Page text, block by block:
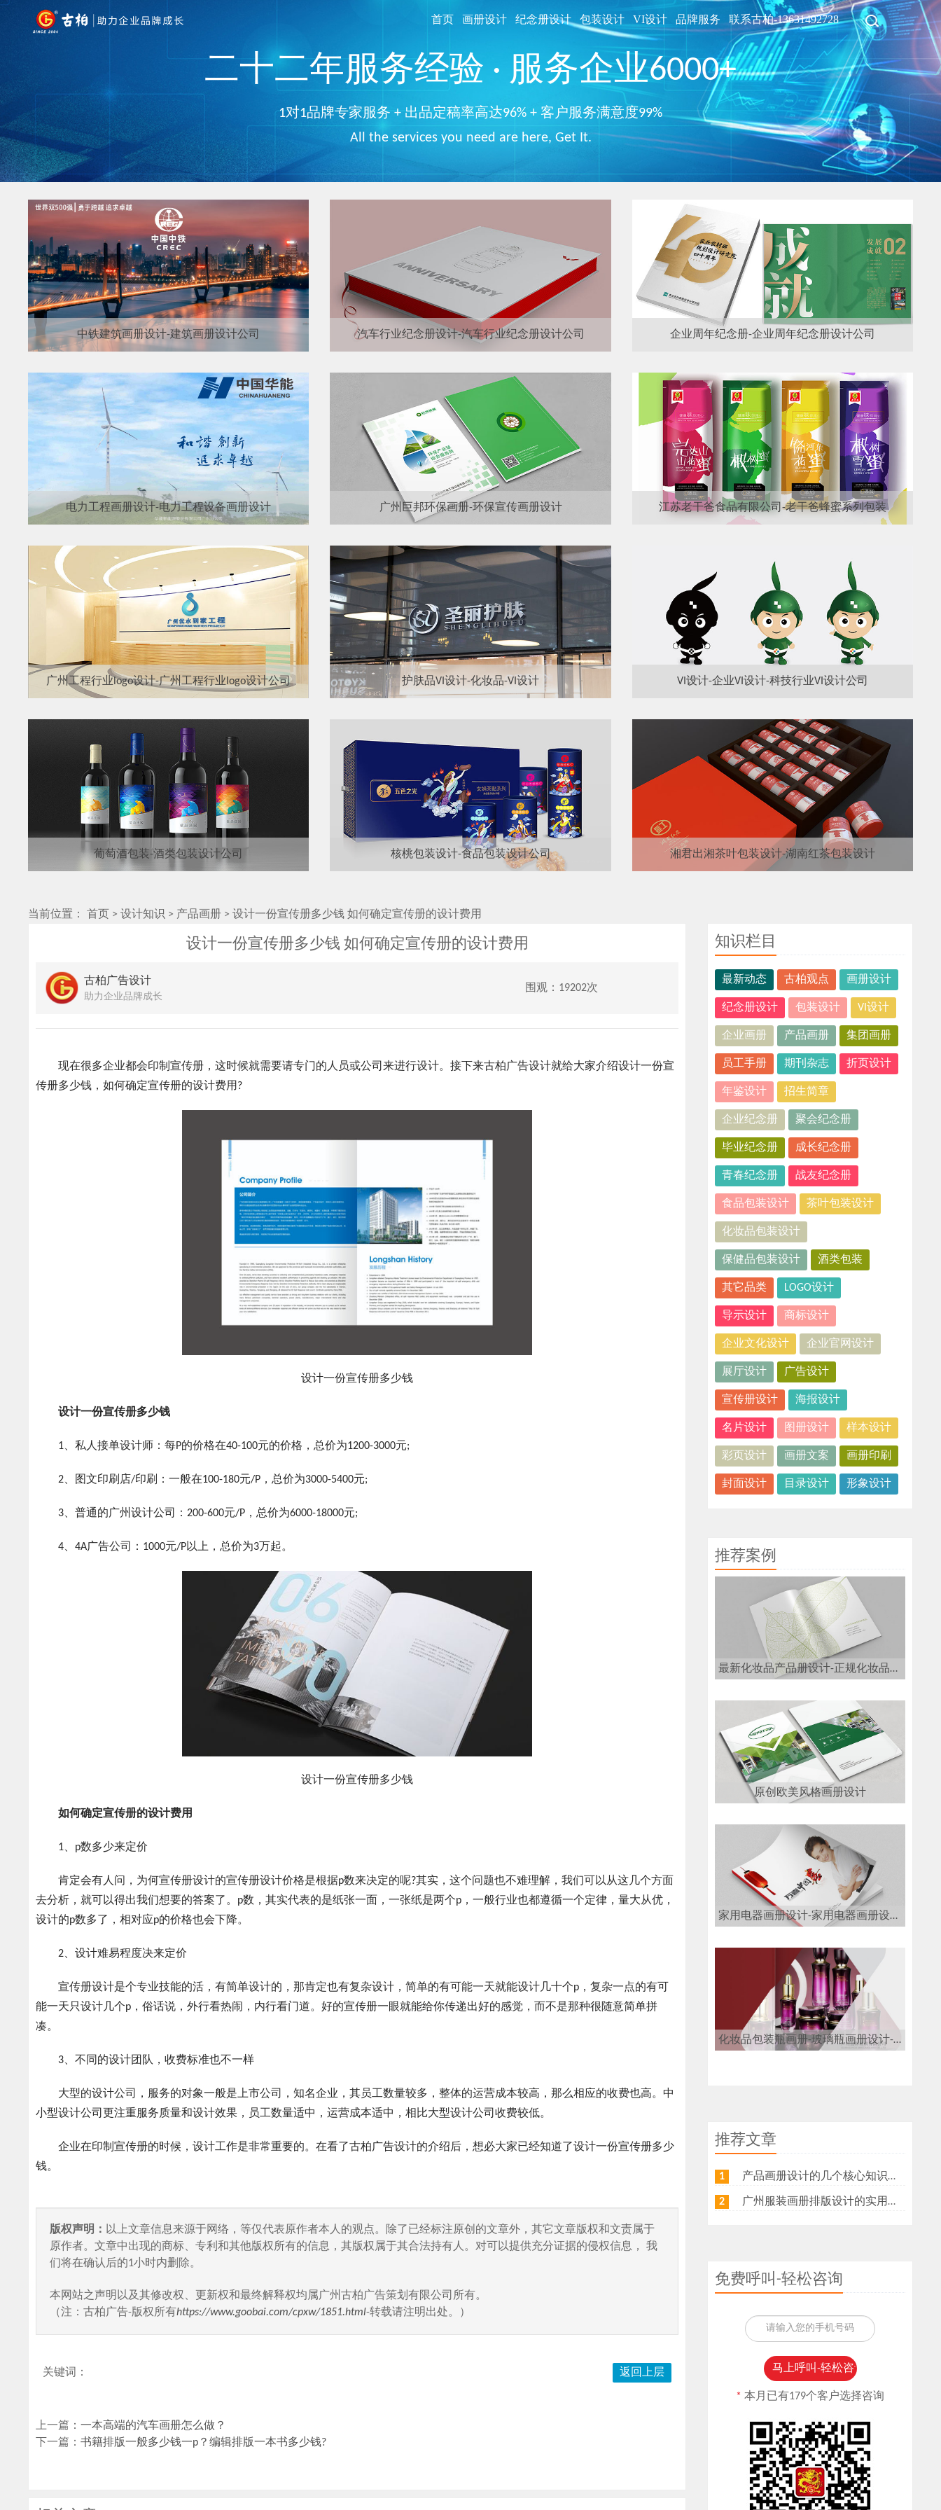
首页 画册设计 纪念册设计 包装设计 VI设计 品牌服务 联系古柏-13631492728
二十二年服务经验 · 服务企业6000+
1对1品牌专家服务 + 出品定稿率高达96% + 客户服务满意度99%
All the services you need are here, Get It.
中铁建筑画册设计-建筑画册设计公司 汽车行业纪念册设计-汽车行业纪念册设计公司 企业周年纪念册-企业周年纪念册设计公司
电力工程画册设计-电力工程设备画册设计 广州巨邦环保画册-环保宣传画册设计 江苏老干爸食品有限公司-老干爸蜂蜜系列包装
广州工程行业logo设计-广州工程行业logo设计公司 护肤品VI设计-化妆品-VI设计 VI设计-企业VI设计-科技行业VI设计公司
葡萄酒包装-酒类包装设计公司 核桃包装设计-食品包装设计公司 湘君出湘茶叶包装设计-湖南红茶包装设计
当前位置： 首页 >设计知识 > 产品画册 >设计一份宣传册多少钱 如何确定宣传册的设计费用
设计一份宣传册多少钱 如何确定宣传册的设计费用
古柏广告设计
助力企业品牌成长
围观：19202次
现在很多企业都会印制宣传册，这时候就需要请专门的人员或公司来进行设计。接下来古柏广告设计就给大家介绍设计一份宣
传册多少钱，如何确定宣传册的设计费用?
设计一份宣传册多少钱
设计一份宣传册多少钱
1、私人接单设计师：每P的价格在40-100元的价格，总价为1200-3000元;
2、图文印刷店/印刷：一般在100-180元/P，总价为3000-5400元;
3、普通的广州设计公司：200-600元/P，总价为6000-18000元;
4、4A广告公司：1000元/P以上，总价为3万起。
设计一份宣传册多少钱
如何确定宣传册的设计费用
1、p数多少来定价
肯定会有人问，为何宣传册设计的宣传册设计价格是根据p数来决定的呢?其实，这个问题也不难理解，我们可以从这几个方面
去分析，就可以得出我们想要的答案了。p数，其实代表的是纸张一面，一张纸是两个p，一般行业也都遵循一个定律，量大从优，
设计的p数多了，相对应p的价格也会下降。
2、设计难易程度决来定价
宣传册设计是个专业技能的活，有简单设计的，那肯定也有复杂设计，简单的有可能一天就能设计几十个p，复杂一点的有可
能一天只设计几个p，俗话说，外行看热闹，内行看门道。好的宣传册一眼就能给你传递出好的感觉，而不是那种很随意简单拼
凑。
3、不同的设计团队，收费标准也不一样
大型的设计公司，服务的对象一般是上市公司，知名企业，其员工数量较多，整体的运营成本较高，那么相应的收费也高。中
小型设计公司更注重服务质量和设计效果，员工数量适中，运营成本适中，相比大型设计公司收费较低。
企业在印制宣传册的时候，设计工作是非常重要的。在看了古柏广告设计的介绍后，想必大家已经知道了设计一份宣传册多少
钱。
版权声明： 以上文章信息来源于网络，等仅代表原作者本人的观点。除了已经标注原创的文章外，其它文章版权和文责属于
原作者。文章中出现的商标、专利和其他版权所有的信息，其版权属于其合法持有人。对可以提供充分证据的侵权信息， 我
们将在确认后的1小时内删除。
本网站之声明以及其修改权、更新权和最终解释权均属广州古柏广告策划有限公司所有。
（注：古柏广告-版权所有https://www.goobai.com/cpxw/1851.html-转载请注明出处。）
关键词： 返回上层
上一篇：一本高端的汽车画册怎么做？
下一篇：书籍排版一般多少钱一p？编辑排版一本书多少钱?
知识栏目
最新动态 古柏观点 画册设计
纪念册设计 包装设计 VI设计
企业画册 产品画册 集团画册
员工手册 期刊杂志 折页设计
年鉴设计 招生简章
企业纪念册 聚会纪念册
毕业纪念册 成长纪念册
青春纪念册 战友纪念册
食品包装设计 茶叶包装设计
化妆品包装设计
保健品包装设计 酒类包装
其它品类 LOGO设计
导示设计 商标设计
企业文化设计 企业官网设计
展厅设计 广告设计
宣传册设计 海报设计
名片设计 图册设计 样本设计
彩页设计 画册文案 画册印刷
封面设计 目录设计 形象设计
推荐案例
最新化妆品产品册设计-正规化妆品画册设计公司
原创欧美风格画册设计
家用电器画册设计-家用电器画册设计公司
化妆品包装瓶画册-玻璃瓶画册设计-玻璃瓶画册设计公司
推荐文章
1 产品画册设计的几个核心知识点，帮你少走弯路
2 广州服装画册排版设计的实用技巧get
免费呼叫-轻松咨询
*本月已有179个客户选择咨询